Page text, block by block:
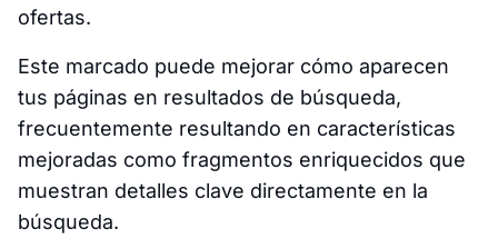
ofertas.
Este marcado puede mejorar cómo aparecen
tus páginas en resultados de búsqueda,
frecuentemente resultando en características
mejoradas como fragmentos enriquecidos que
muestran detalles clave directamente en la
búsqueda.